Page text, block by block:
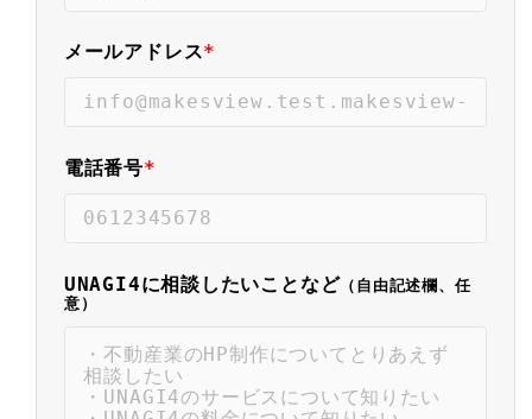
メールアドレス*
電話番号*
UNAGI4に相談したいことなど （自由記述欄、任
意）